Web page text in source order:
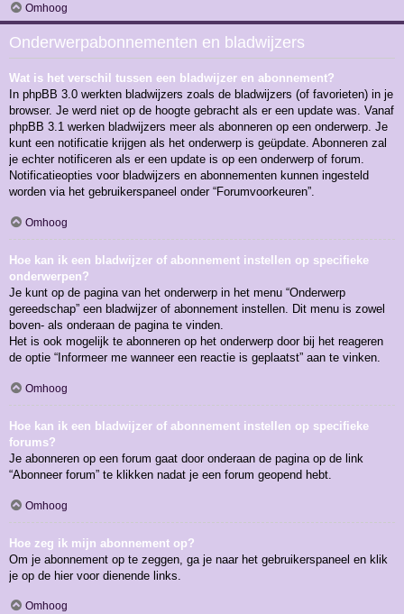
Omhoog
Onderwerpabonnementen en bladwijzers
Wat is het verschil tussen een bladwijzer en abonnement?
In phpBB 3.0 werkten bladwijzers zoals de bladwijzers (of favorieten) in je
browser. Je werd niet op de hoogte gebracht als er een update was. Vanaf
phpBB 3.1 werken bladwijzers meer als abonneren op een onderwerp. Je
kunt een notificatie krijgen als het onderwerp is geüpdate. Abonneren zal
je echter notificeren als er een update is op een onderwerp of forum.
Notificatieopties voor bladwijzers en abonnementen kunnen ingesteld
worden via het gebruikerspaneel onder “Forumvoorkeuren”.
Omhoog
Hoe kan ik een bladwijzer of abonnement instellen op specifieke
onderwerpen?
Je kunt op de pagina van het onderwerp in het menu “Onderwerp
gereedschap” een bladwijzer of abonnement instellen. Dit menu is zowel
boven- als onderaan de pagina te vinden.
Het is ook mogelijk te abonneren op het onderwerp door bij het reageren
de optie “Informeer me wanneer een reactie is geplaatst” aan te vinken.
Omhoog
Hoe kan ik een bladwijzer of abonnement instellen op specifieke
forums?
Je abonneren op een forum gaat door onderaan de pagina op de link
“Abonneer forum” te klikken nadat je een forum geopend hebt.
Omhoog
Hoe zeg ik mijn abonnement op?
Om je abonnement op te zeggen, ga je naar het gebruikerspaneel en klik
je op de hier voor dienende links.
Omhoog